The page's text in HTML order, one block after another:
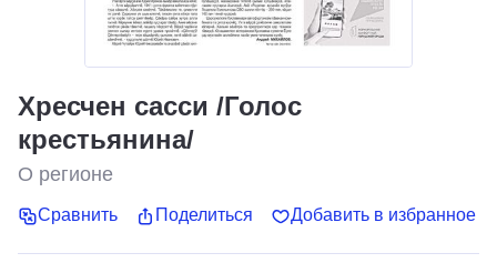
Хресчен сасси /Голос
крестьянина/
О регионе
Сравнить Поделиться Добавить в избранное